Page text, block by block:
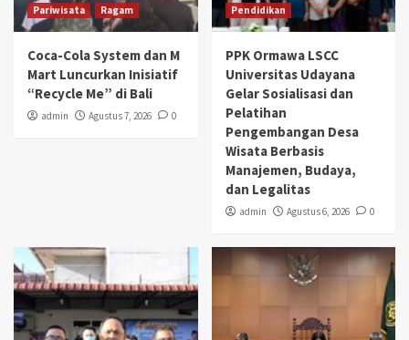
Pariwisata
Ragam
Coca-Cola System dan M
Mart Luncurkan Inisiatif
“Recycle Me” di Bali
admin Agustus 7, 2026 0
Pendidikan
PPK Ormawa LSCC
Universitas Udayana
Gelar Sosialisasi dan
Pelatihan
Pengembangan Desa
Wisata Berbasis
Manajemen, Budaya,
dan Legalitas
admin Agustus 6, 2026 0